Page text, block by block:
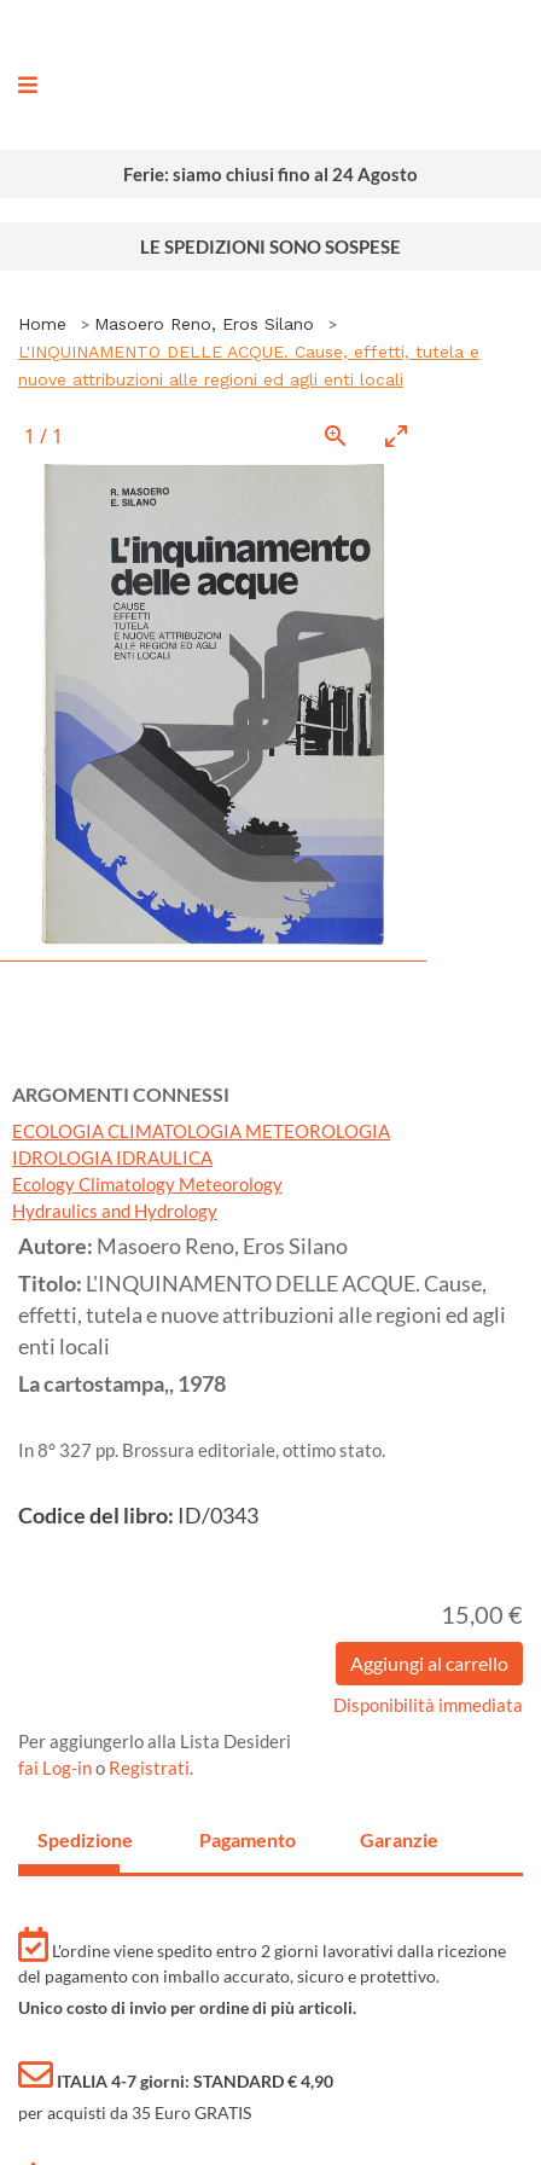
Ferie: siamo chiusi fino al 24 Agosto
LE SPEDIZIONI SONO SOSPESE
Home
Masoero Reno, Eros Silano
L'INQUINAMENTO DELLE ACQUE. Cause, effetti, tutela e
nuove attribuzioni alle regioni ed agli enti locali
1 / 1
ARGOMENTI CONNESSI
ECOLOGIA CLIMATOLOGIA METEOROLOGIA
IDROLOGIA IDRAULICA
Ecology Climatology Meteorology
Hydraulics and Hydrology
Autore: Masoero Reno, Eros Silano
Titolo: L'INQUINAMENTO DELLE ACQUE. Cause,
effetti, tutela e nuove attribuzioni alle regioni ed agli
enti locali
La cartostampa,,1978
In 8° 327 pp. Brossura editoriale, ottimo stato.
Codice del libro: ID/0343
15,00 €
Disponibilità immediata
Per aggiungerlo alla Lista Desideri
fai Log-ino Registrati.
Spedizione Pagamento Garanzie
L'ordine viene spedito entro 2 giorni lavorativi dalla ricezione
del pagamento con imballo accurato, sicuro e protettivo.
Unico costo di invio per ordine di più articoli.
ITALIA 4-7 giorni: STANDARD € 4,90
per acquisti da 35 Euro GRATIS